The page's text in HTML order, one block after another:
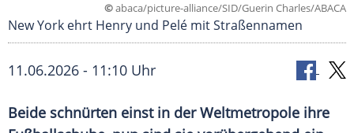
©abaca/picture-alliance/SID/Guerin Charles/ABACA
New York ehrt Henry und Pelé mit Straßennamen
11.06.2026 - 11:10 Uhr
Beide schnürten einst in der Weltmetropole ihre